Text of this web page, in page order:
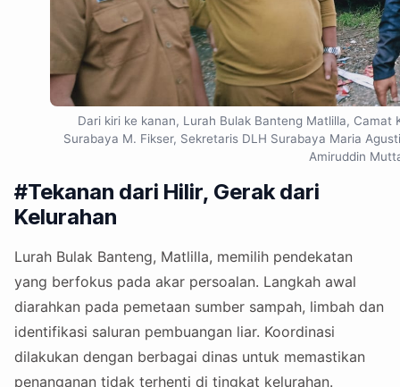
Dari kiri ke kanan, Lurah Bulak Banteng Matlilla, Camat
Surabaya M. Fikser, Sekretaris DLH Surabaya Maria
Amiruddin
#Tekanan dari Hilir, Gerak dari
Kelurahan
Lurah Bulak Banteng, Matlilla, memilih pendekatan
yang berfokus pada akar persoalan. Langkah awal
diarahkan pada pemetaan sumber sampah, limbah dan
identifikasi saluran pembuangan liar. Koordinasi
dilakukan dengan berbagai dinas untuk memastikan
penanganan tidak terhenti di tingkat kelurahan.